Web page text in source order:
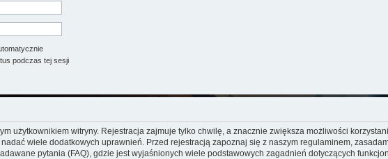
podczas tej sesji
użytkownikiem witryny. Rejestracja zajmuje tylko chwilę, a znacznie zwiększa możliwości
wiele dodatkowych uprawnień. Przed rejestracją zapoznaj się z naszym regulaminem,
pytania (FAQ), gdzie jest wyjaśnionych wiele podstawowych zagadnień dotyczących